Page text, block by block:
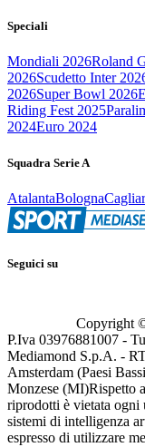
Speciali
Mondiali 2026Roland
2026Scudetto Inter
2026Super Bowl 2026
Riding Fest 2025
2024Euro 2024
Squadra Serie A
AtalantaBologna
Seguici su
Copyright
P.Iva 03976881007 -
Mediamond S.p.A. -
Amsterdam (Paesi
Monzese (MI)Rispetto
riprodotti è vietata ogni
sistemi di intelligenza
espresso di utilizzare